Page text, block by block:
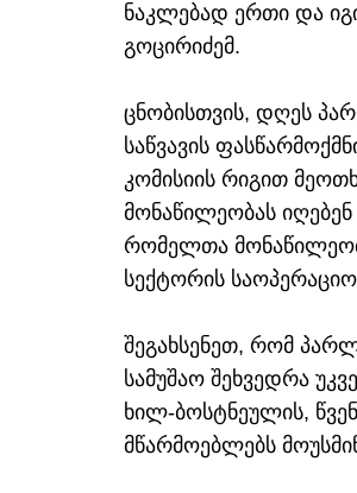
ნაკლებად ერთი და
გოცირიძემ.
ცნობისთვის, დღეს
საწვავის
კომისიის რიგით
მონაწილეობას
რომელთა
სექტორის
შეგახსენეთ, რომ
სამუშაო შეხვედრა
ხილ-ბოსტნეულის,
მწარმოებლებს